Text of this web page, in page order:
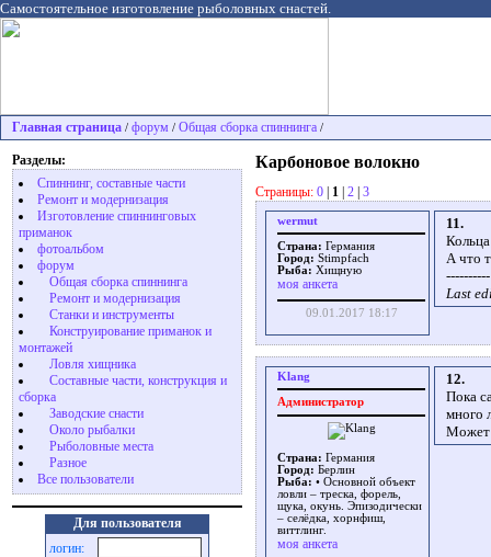
Самостоятельное изготовление рыболовных снастей.
Главная страница / форум / Общая сборка спиннинга /
Разделы:
Спиннинг, составные части
Ремонт и модернизация
Изготовление спиннинговых
приманок
фотоальбом
форум
Общая сборка спиннинга
Ремонт и модернизация
Станки и инструменты
Конструирование приманок и
монтажей
Ловля хищника
Cоставные части, конструкция и
сборка
Заводские снасти
Около рыбалки
Рыболовные места
Разное
Все пользователи
Для пользователя
логин:
Карбоновое волокно
Страницы: 0 | 1 | 2 | 3
wermut
Страна: Германия
Город: Stimpfach
Рыба: Хищную
моя анкета
09.01.2017 18:17
11.
А что
----------
Last
Klang
Администратор
Страна: Германия
Город: Берлин
Рыба: • Основной объект
ловли – треска, форель,
щука, окунь. Эпизодически
– селёдка, хорнфиш,
виттлинг.
моя анкета
12.
Пока
много
Может